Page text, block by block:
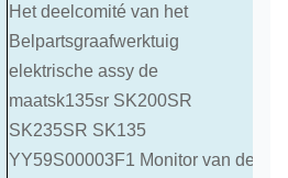
Het deelcomité van het
Belpartsgraafwerktuig
elektrische assy de
maatsk135sr SK200SR
SK235SR SK135
YY59S00003F1 Monitor van de